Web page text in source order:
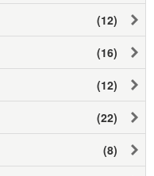
(12)
(16)
(12)
(22)
(8)